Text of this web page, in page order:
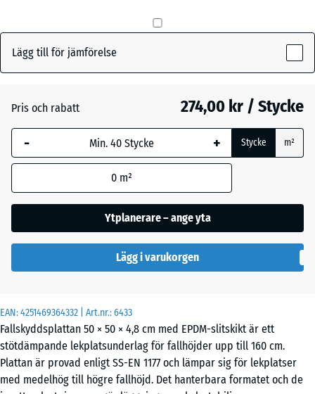
EAN:4251469364332 | Art.nr.:6433
Fallskyddsplattan 50 × 50 × 4,8 cm med EPDM-slitskikt är ett
stötdämpande lekplatsunderlag för fallhöjder upp till 160 cm.
Plattan är provad enligt SS-EN 1177 och lämpar sig för lekplatser
med medelhög till högre fallhöjd. Det hanterbara formatet och de
(active)
Etna
Grå
Mörkgrå
granit
- 2,00 kr
Rattan
Lägg till för jämförelse
Pris och rabatt 274,00 kr / Stycke
- + Stycke m²
0 m²
Ytplanerare – ange yta
Lägg i varukorgen